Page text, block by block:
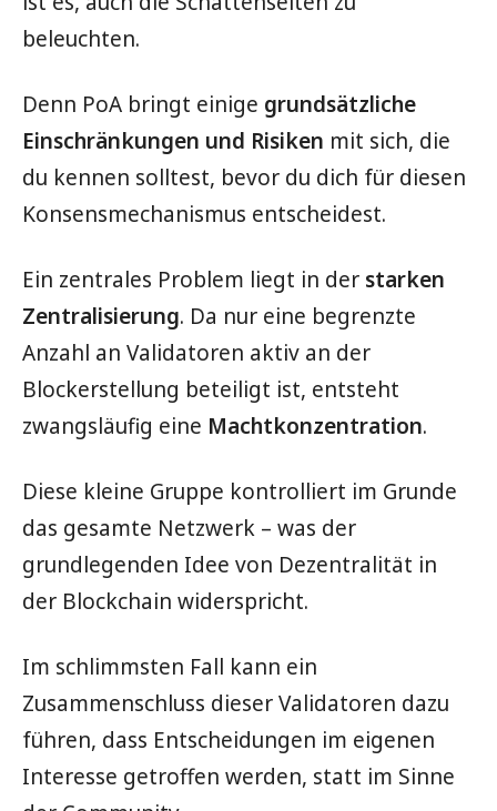
beleuchten.
Denn PoA bringt einige grundsätzliche
Einschränkungen und Risiken mit sich, die
du kennen solltest, bevor du dich für diesen
Konsensmechanismus entscheidest.
Ein zentrales Problem liegt in der starken
Zentralisierung. Da nur eine begrenzte
Anzahl an Validatoren aktiv an der
Blockerstellung beteiligt ist, entsteht
zwangsläufig eine Machtkonzentration.
Diese kleine Gruppe kontrolliert im Grunde
das gesamte Netzwerk – was der
grundlegenden Idee von Dezentralität in
der Blockchain widerspricht.
Im schlimmsten Fall kann ein
Zusammenschluss dieser Validatoren dazu
führen, dass Entscheidungen im eigenen
Interesse getroffen werden, statt im Sinne